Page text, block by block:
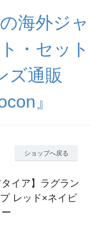
海外ジャ
・セット
ズ通販
』
ショップへ戻る
イア】ラグラン
レッド×ネイビ